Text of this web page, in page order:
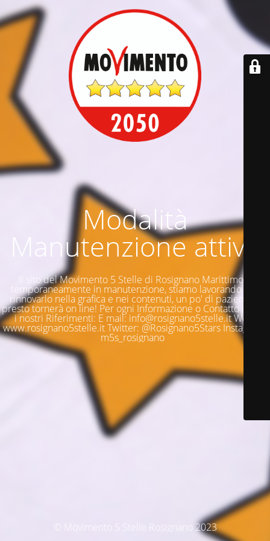
Modalità
Manutenzione attiva
Il sito del Movimento 5 Stelle di Rosignano Marittimo è
temporaneamente in manutenzione, stiamo lavorando per
rinnovarlo nella grafica e nei contenuti, un po' di pazienza e
presto tornerà on line! Per ogni Informazione o Contatto questi
i nostri Riferimenti: E mail: info@rosignano5stelle.it Web:
www.rosignano5stelle.it Twitter: @Rosignano5Stars Instagram:
m5s_rosignano
© Movimento 5 Stelle Rosignano 2023